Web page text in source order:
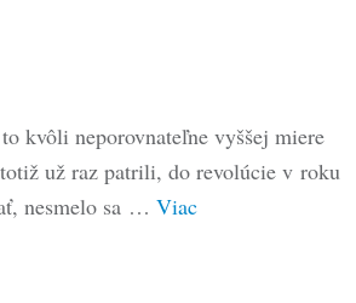
kvôli neporovnateľne vyššej miere
už raz patrili, do revolúcie v roku
nesmelo sa … Viac